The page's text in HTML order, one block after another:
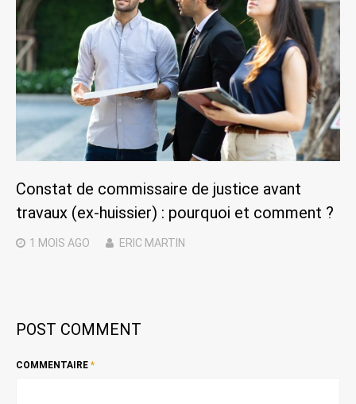
Constat de commissaire de justice avant
travaux (ex-huissier) : pourquoi et comment ?
1 MOIS AGO ERIC MARTIN
POST COMMENT
COMMENTAIRE *